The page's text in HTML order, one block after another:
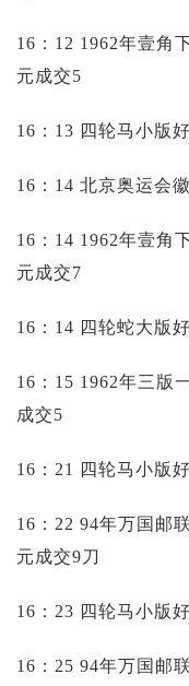
16：12 1962年壹角
元成交5
16：13 四轮马小版
16：14 北京奥运会
16：14 1962年壹角
元成交7
16：14 四轮蛇大版
16：15 1962年三版
成交5
16：21 四轮马小版
16：22 94年万国邮
元成交9刀
16：23 四轮马小版
16：25 94年万国邮